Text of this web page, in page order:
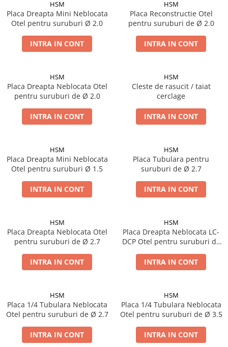
Forceps de camp
Forceps Reducere & Fixatori
Mulare Placi
Surubelnite
Tarod
Tintire (Aiming)
Plăci Blocate
Plăci Neblocate
Plăci Reconstrucție
Plăci TPLO Blocate
Set Instrumentar Ortopedie
Șuruburi Canulate
Șuruburi Corticale
Șuruburi Locking
Placi Blocate 2.7
Placi DHCP
Placi Neblocate 2.0
Placi Neblocate 2.4
Placi Neblocate 2.7
Placi Neblocate 3.5
Saibe
SpinoFix Coloana
Suruburi Ancora
Suruburi Blocate TORX
Suruburi Canulate Herbert
Suruburi Corticale
Suruburi Spongie
HSM
Placa Dreapta Mini Neblocata
Otel pentru suruburi Ø 2.0
INTRA IN CONT
HSM
Placa Reconstructie Otel
pentru suruburi de Ø 2.0
INTRA IN CONT
HSM
Placa Dreapta Neblocata Otel
pentru suruburi de Ø 2.0
INTRA IN CONT
HSM
Cleste de rasucit / taiat
cerclage
INTRA IN CONT
HSM
Placa Dreapta Mini Neblocata
Otel pentru suruburi Ø 1.5
INTRA IN CONT
HSM
Placa Tubulara pentru
suruburi de Ø 2.7
INTRA IN CONT
HSM
Placa Dreapta Neblocata Otel
pentru suruburi de Ø 2.7
INTRA IN CONT
HSM
Placa Dreapta Neblocata LC-
DCP Otel pentru suruburi de
INTRA IN CONT
HSM
Placa 1/4 Tubulara Neblocata
Otel pentru suruburi de Ø 2.7
INTRA IN CONT
HSM
Placa 1/4 Tubulara Neblocata
Otel pentru suruburi de Ø 3.5
INTRA IN CONT